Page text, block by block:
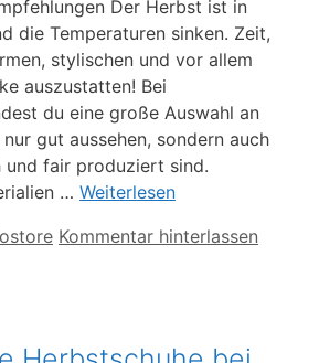
Der Herbst ist in
die Temperaturen sinken. Zeit,
stylischen und vor allem
auszustatten! Bei
du eine große Auswahl an
gut aussehen, sondern auch
und fair produziert sind.
… Weiterlesen
Kommentar hinterlassen